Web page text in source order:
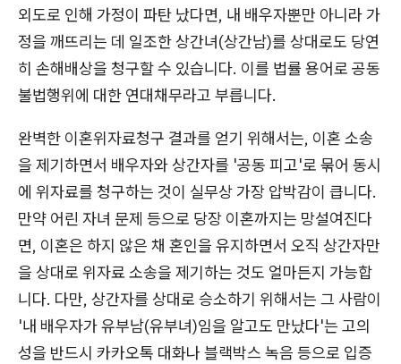
외도로 인해 가정이 파탄 났다면, 내 배우자뿐만 아니라 가
정을 깨뜨리는 데 일조한 상간녀(상간남)를 상대로도 당연
히 손해배상을 청구할 수 있습니다. 이를 법률 용어로 공동
불법행위에 대한 연대채무라고 부릅니다.
완벽한 이혼위자료청구 결과를 얻기 위해서는, 이혼 소송
을 제기하면서 배우자와 상간자를 '공동 피고'로 묶어 동시
에 위자료를 청구하는 것이 실무상 가장 압박감이 큽니다.
만약 어린 자녀 문제 등으로 당장 이혼까지는 망설여진다
면, 이혼은 하지 않은 채 혼인을 유지하면서 오직 상간자만
을 상대로 위자료 소송을 제기하는 것도 얼마든지 가능합
니다. 다만, 상간자를 상대로 승소하기 위해서는 그 사람이
'내 배우자가 유부남(유부녀)임을 알고도 만났다'는 고의
성을 반드시 카카오톡 대화나 블랙박스 녹음 등으로 입증